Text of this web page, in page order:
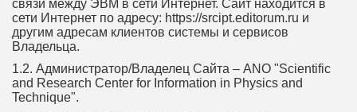
связи между ЭВМ в сети Интернет. Сайт находится в
сети Интернет по адресу: https://srcipt.editorum.ru и
другим адресам клиентов системы и сервисов
Владельца.
1.2. Администратор/Владелец Сайта – ANO "Scientific
and Research Center for Information in Physics and
Technique".